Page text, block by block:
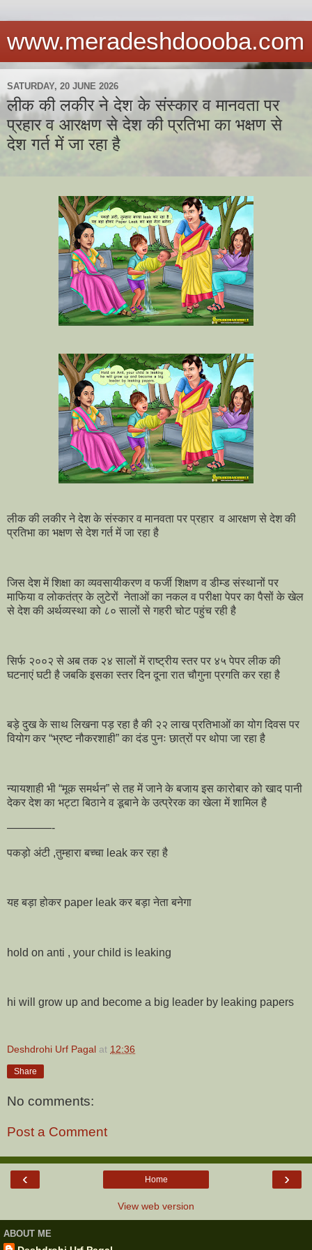
www.meradeshdoooba.com
SATURDAY, 20 JUNE 2026
लीक की लकीर ने देश के संस्कार व मानवता पर
प्रहार व आरक्षण से देश की प्रतिभा का भक्षण से
देश गर्त में जा रहा है
लीक की लकीर ने देश के संस्कार व मानवता पर प्रहार व आरक्षण से देश की
प्रतिभा का भक्षण से देश गर्त में जा रहा है
जिस देश में शिक्षा का व्यवसायीकरण व फर्जी शिक्षण व डीम्ड संस्थानों पर
माफिया व लोकतंत्र के लुटेरों नेताओं का नकल व परीक्षा पेपर का पैसों के खेल
से देश की अर्थव्यस्था को ८० सालों से गहरी चोट पहुंच रही है
सिर्फ २००२ से अब तक २४ सालों में राष्ट्रीय स्तर पर ४५ पेपर लीक की
घटनाएं घटी है जबकि इसका स्तर दिन दूना रात चौगुना प्रगति कर रहा है
बड़े दुख के साथ लिखना पड़ रहा है की २२ लाख प्रतिभाओं का योग दिवस पर
वियोग कर “भ्रष्ट नौकरशाही” का दंड पुनः छात्रों पर थोपा जा रहा है
न्यायशाही भी “मूक समर्थन” से तह में जाने के बजाय इस कारोबार को खाद पानी
देकर देश का भट्टा बिठाने व डूबाने के उत्प्रेरक का खेला में शामिल है
————-
पकड़ो अंटी ,तुम्हारा बच्चा leak कर रहा है
यह बड़ा होकर paper leak कर बड़ा नेता बनेगा
hold on anti , your child is leaking
hi will grow up and become a big leader by leaking papers
Deshdrohi Urf Pagal at 12:36
Share
No comments:
Post a Comment
‹ ›
Home
View web version
ABOUT ME